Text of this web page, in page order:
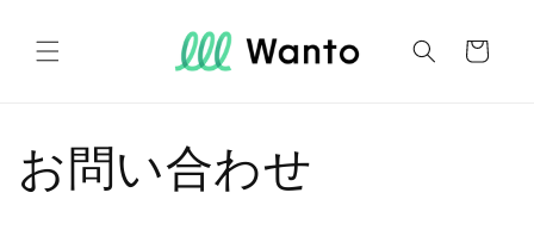
進む
ー
お問い合わせ